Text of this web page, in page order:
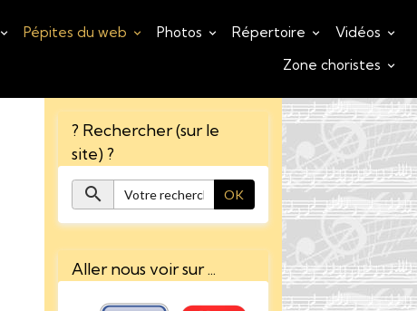
Pépites du web Photos Répertoire
Vidéos
Zone choristes
? Rechercher (sur le
site) ?
OK
Aller nous voir sur ...